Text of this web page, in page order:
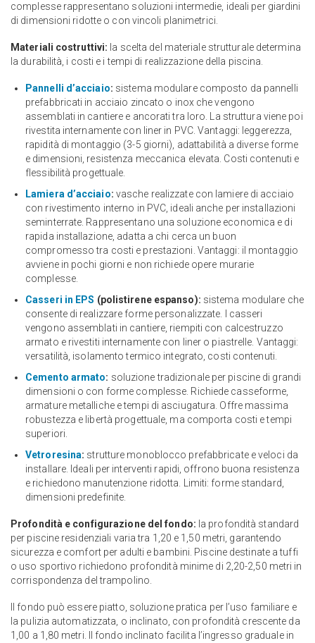
complesse rappresentano soluzioni intermedie, ideali per giardini
di dimensioni ridotte o con vincoli planimetrici.
Materiali costruttivi: la scelta del materiale strutturale determina
la durabilità, i costi e i tempi di realizzazione della piscina.
Pannelli d’acciaio: sistema modulare composto da pannelli
prefabbricati in acciaio zincato o inox che vengono
assemblati in cantiere e ancorati tra loro. La struttura viene poi
rivestita internamente con liner in PVC. Vantaggi: leggerezza,
rapidità di montaggio (3-5 giorni), adattabilità a diverse forme
e dimensioni, resistenza meccanica elevata. Costi contenuti e
flessibilità progettuale.
Lamiera d’acciaio: vasche realizzate con lamiere di acciaio
con rivestimento interno in PVC, ideali anche per installazioni
seminterrate. Rappresentano una soluzione economica e di
rapida installazione, adatta a chi cerca un buon
compromesso tra costi e prestazioni. Vantaggi: il montaggio
avviene in pochi giorni e non richiede opere murarie
complesse.
Casseri in EPS (polistirene espanso): sistema modulare che
consente di realizzare forme personalizzate. I casseri
vengono assemblati in cantiere, riempiti con calcestruzzo
armato e rivestiti internamente con liner o piastrelle. Vantaggi:
versatilità, isolamento termico integrato, costi contenuti.
Cemento armato: soluzione tradizionale per piscine di grandi
dimensioni o con forme complesse. Richiede casseforme,
armature metalliche e tempi di asciugatura. Offre massima
robustezza e libertà progettuale, ma comporta costi e tempi
superiori.
Vetroresina: strutture monoblocco prefabbricate e veloci da
installare. Ideali per interventi rapidi, offrono buona resistenza
e richiedono manutenzione ridotta. Limiti: forme standard,
dimensioni predefinite.
Profondità e configurazione del fondo: la profondità standard
per piscine residenziali varia tra 1,20 e 1,50 metri, garantendo
sicurezza e comfort per adulti e bambini. Piscine destinate a tuffi
o uso sportivo richiedono profondità minime di 2,20-2,50 metri in
corrispondenza del trampolino.
Il fondo può essere piatto, soluzione pratica per l’uso familiare e
la pulizia automatizzata, o inclinato, con profondità crescente da
1,00 a 1,80 metri. Il fondo inclinato facilita l’ingresso graduale in